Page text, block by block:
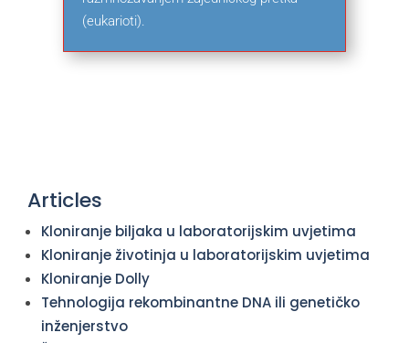
(eukarioti).
Articles
Kloniranje biljaka u laboratorijskim uvjetima
Kloniranje životinja u laboratorijskim uvjetima
Kloniranje Dolly
Tehnologija rekombinantne DNA ili genetičko
inženjerstvo